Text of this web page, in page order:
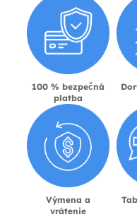
100 % bezpečná
platba
Výmena a
vrátenie